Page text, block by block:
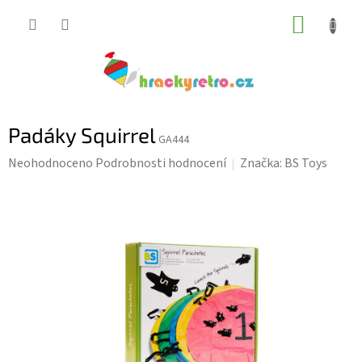
Padáky Squirrel GA444
Průměrné
Neohodnoceno Podrobnosti hodnocení Značka: BS Toys